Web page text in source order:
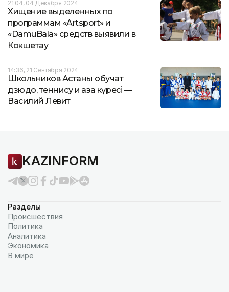
21:04, 04 Декабря 2024
Хищение выделенных по
программам «Artsport» и
«DamuBala» средств выявили в
Кокшетау
14:36, 21 Сентября 2024
Школьников Астаны обучат
дзюдо, теннису и қазақ күресі —
Василий Левит
KAZINFORM
Разделы
Происшествия
Политика
Аналитика
Экономика
В мире